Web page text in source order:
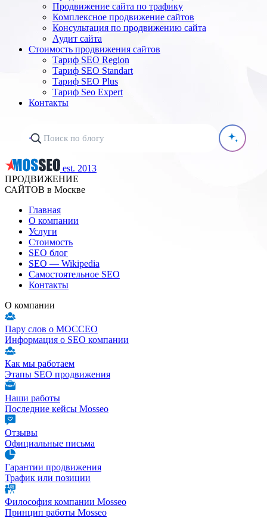
Продвижение сайта по трафику
Комплексное продвижение сайтов
Консультация по продвижению сайта
Аудит сайта
Стоимость продвижения сайтов
Тариф SEO Region
Тариф SEO Standart
Тариф SEO Plus
Тариф Seo Expert
Контакты
est. 2013
ПРОДВИЖЕНИЕ
САЙТОВ в Москве
Главная
О компании
Услуги
Стоимость
SEO блог
SEO — Wikipedia
Самостоятельное SEO
Контакты
О компании
Пару слов о МОССЕО
Информация о SEO компании
Как мы работаем
Этапы SEO продвижения
Наши работы
Последние кейсы Mosseo
Отзывы
Официальные письма
Гарантии продвижения
Трафик или позиции
Философия компании Mosseo
Принцип работы Mosseo